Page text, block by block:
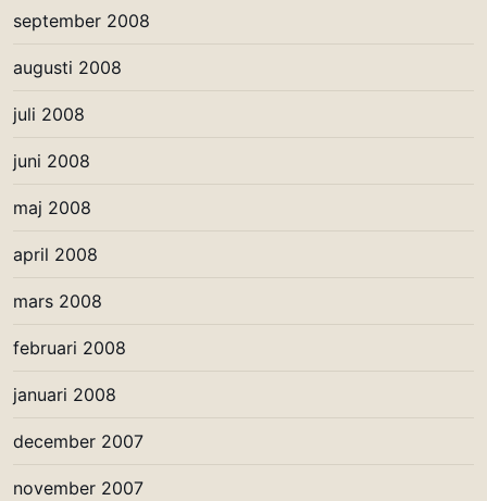
september 2008
augusti 2008
juli 2008
juni 2008
maj 2008
april 2008
mars 2008
februari 2008
januari 2008
december 2007
november 2007